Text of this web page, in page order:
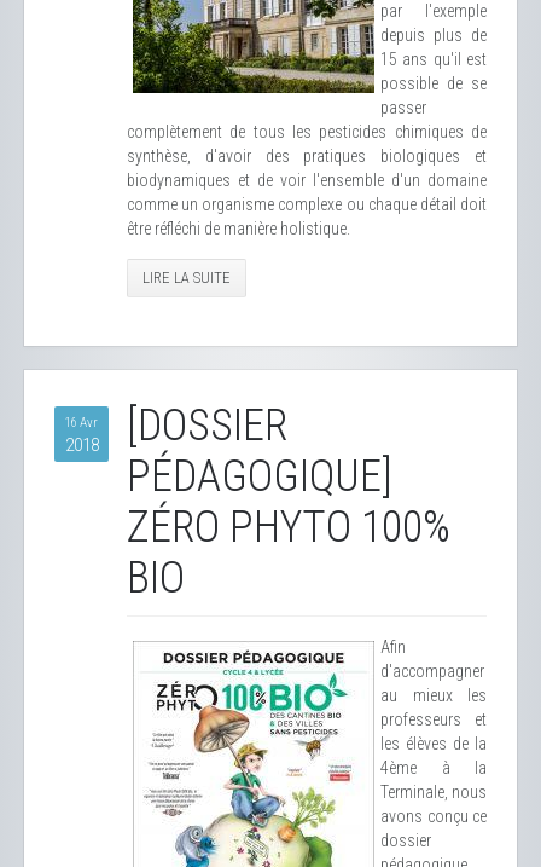
par l'exemple
depuis plus de
15 ans qu'il est
possible de se
passer
complètement de tous les pesticides chimiques de
synthèse, d'avoir des pratiques biologiques et
biodynamiques et de voir l'ensemble d'un domaine
comme un organisme complexe ou chaque détail doit
être réfléchi de manière holistique.
LIRE LA SUITE
16 Avr
2018
[DOSSIER
PÉDAGOGIQUE]
ZÉRO PHYTO 100%
BIO
Afin
d'accompagner
au mieux les
professeurs et
les élèves de la
4ème à la
Terminale, nous
avons conçu ce
dossier